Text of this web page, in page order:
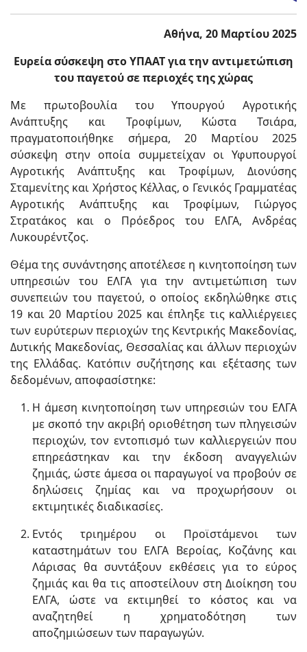
Αθήνα, 20 Μαρτίου 2025
Ευρεία σύσκεψη στο ΥΠΑΑΤ για την αντιμετώπιση
του παγετού σε περιοχές της χώρας
Με πρωτοβουλία του Υπουργού Αγροτικής
Ανάπτυξης και Τροφίμων, Κώστα Τσιάρα,
πραγματοποιήθηκε σήμερα, 20 Μαρτίου 2025
σύσκεψη στην οποία συμμετείχαν οι Υφυπουργοί
Αγροτικής Ανάπτυξης και Τροφίμων, Διονύσης
Σταμενίτης και Χρήστος Κέλλας, ο Γενικός Γραμματέας
Αγροτικής Ανάπτυξης και Τροφίμων, Γιώργος
Στρατάκος και ο Πρόεδρος του ΕΛΓΑ, Ανδρέας
Λυκουρέντζος.
Θέμα της συνάντησης αποτέλεσε η κινητοποίηση των
υπηρεσιών του ΕΛΓΑ για την αντιμετώπιση των
συνεπειών του παγετού, ο οποίος εκδηλώθηκε στις
19 και 20 Μαρτίου 2025 και έπληξε τις καλλιέργειες
των ευρύτερων περιοχών της Κεντρικής Μακεδονίας,
Δυτικής Μακεδονίας, Θεσσαλίας και άλλων περιοχών
της Ελλάδας. Κατόπιν συζήτησης και εξέτασης των
δεδομένων, αποφασίστηκε:
Η άμεση κινητοποίηση των υπηρεσιών του ΕΛΓΑ
με σκοπό την ακριβή οριοθέτηση των πληγεισών
περιοχών, τον εντοπισμό των καλλιεργειών που
επηρεάστηκαν και την έκδοση αναγγελιών
ζημιάς, ώστε άμεσα οι παραγωγοί να προβούν σε
δηλώσεις ζημίας και να προχωρήσουν οι
εκτιμητικές διαδικασίες.
Εντός τριημέρου οι Προϊστάμενοι των
καταστημάτων του ΕΛΓΑ Βεροίας, Κοζάνης και
Λάρισας θα συντάξουν εκθέσεις για το εύρος
ζημιάς και θα τις αποστείλουν στη Διοίκηση του
ΕΛΓΑ, ώστε να εκτιμηθεί το κόστος και να
αναζητηθεί η χρηματοδότηση των
αποζημιώσεων των παραγωγών.